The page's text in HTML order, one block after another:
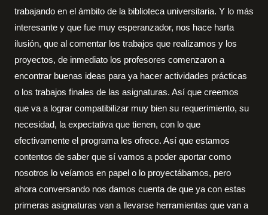
trabajando en el ámbito de la biblioteca universitaria. Y lo más
interesante y que fue muy esperanzador, nos hace harta
ilusión, que al comentar los trabajos que realizamos y los
proyectos, de inmediato los profesores comenzaron a
encontrar buenas ideas para ya hacer actividades prácticas
o los trabajos finales de las asignaturas. Así que creemos
que va a lograr compatibilizar muy bien su requerimiento, su
necesidad, la expectativa que tienen, con lo que
efectivamente el programa les ofrece. Así que estamos
contentos de saber que sí vamos a poder aportar como
nosotros lo veíamos en papel o lo proyectábamos, pero
ahora conversando nos damos cuenta de que ya con estas
primeras asignaturas van a llevarse herramientas que van a